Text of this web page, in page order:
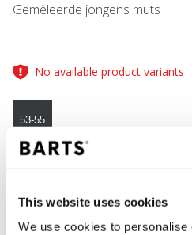
This website uses cookies
We use cookies to personalise
Gemêleerde jongens muts
No available product variants
53-55